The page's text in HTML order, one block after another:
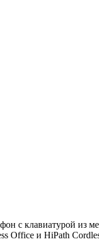
с клавиатурой
Office и HiPath